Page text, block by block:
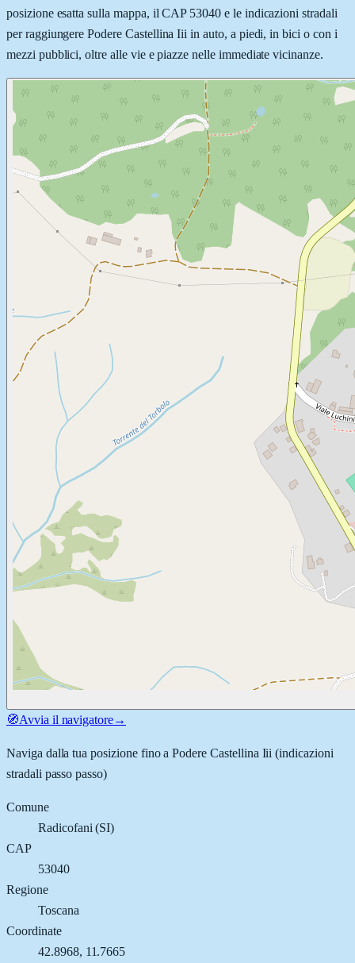
posizione esatta sulla mappa, il CAP 53040 e le indicazioni stradali
per raggiungere Podere Castellina Iii in auto, a piedi, in bici o con i
mezzi pubblici, oltre alle vie e piazze nelle immediate vicinanze.
🧭Avvia il navigatore→
Naviga dalla tua posizione fino aPodere Castellina Iii (indicazioni
stradali passo passo)
Comune
Radicofani (SI)
CAP
53040
Regione
Toscana
Coordinate
42.8968, 11.7665